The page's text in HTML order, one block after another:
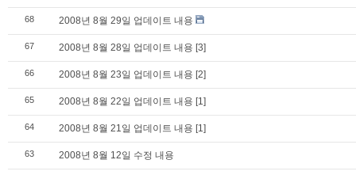
68 2008년 8월 29일 업데이트 내용
67 2008년 8월 28일 업데이트 내용 [3]
66 2008년 8월 23일 업데이트 내용 [2]
65 2008년 8월 22일 업데이트 내용 [1]
64 2008년 8월 21일 업데이트 내용 [1]
63 2008년 8월 12일 수정 내용